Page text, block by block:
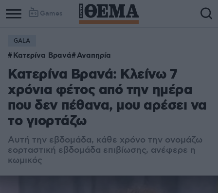
Games
GALA
Κατερίνα Βρανά Αναπηρία
Κατερίνα Βρανά: Κλείνω 7
χρόνια φέτος από την ημέρα
που δεν πέθανα, μου αρέσει να
το γιορτάζω
Αυτή την εβδομάδα, κάθε χρόνο την ονομάζω
εορταστική εβδομάδα επιβίωσης, ανέφερε η
κωμικός